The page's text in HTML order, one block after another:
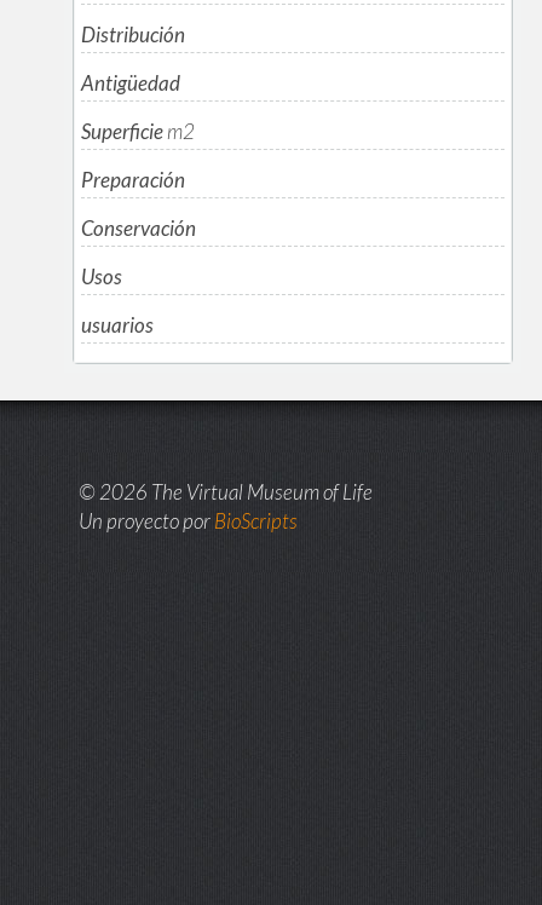
Distribución
Antigüedad
Superficiem2
Preparación
Conservación
Usos
usuarios
© 2026 The Virtual Museum of Life
Un proyecto porBioScripts